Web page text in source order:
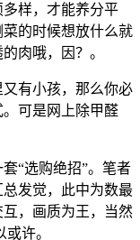
样，才能养分平
的时候想放什么就
肉哦，因？。
有小孩，那么你必
可是网上除甲醛
“选购绝招”。笔者
发觉，此中为数最
，画质为王，当然
许。